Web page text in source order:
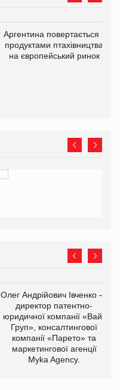
Аргентина повертається з
продуктами птахівництва
на європейський ринок
Олег Андрійович Івченко —
директор патентно-
юридичної компанії «Вайз
Груп», консалтингової
компанії «Парето» та
маркетингової агенції
Myka Agency.